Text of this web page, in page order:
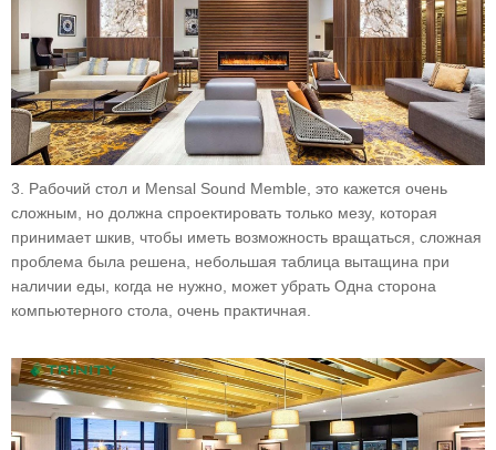
3. Рабочий стол и Mensal Sound Memble, это кажется очень
сложным, но должна спроектировать только мезу, которая
принимает шкив, чтобы иметь возможность вращаться, сложная
проблема была решена, небольшая таблица вытащина при
наличии еды, когда не нужно, может убрать Одна сторона
компьютерного стола, очень практичная.